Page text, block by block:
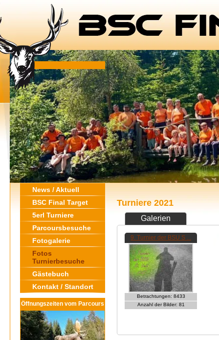
News / Aktuell
BSC Final Target
5erl Turniere
Parcoursbesuche
Fotogalerie
Fotos
Turnierbesuche
Gästebuch
Kontakt / Standort
Öffnungszeiten vom Parcours
Turniere 2021
Galerien
9. Turnier der BSU S ...
Betrachtungen: 8433
Anzahl der Bilder: 81